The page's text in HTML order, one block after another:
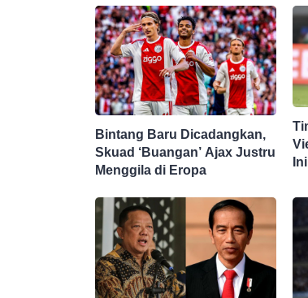
Bintang Baru Dicadangkan,
Skuad ‘Buangan’ Ajax Justru
Menggila di Eropa